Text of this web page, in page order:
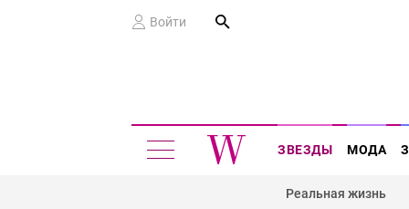
Войти
ЗВЕЗДЫ МОДА
Реальная жизнь